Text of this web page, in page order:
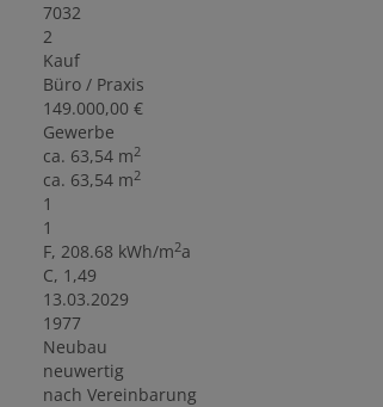
7032
2
Kauf
Büro / Praxis
149.000,00 €
Gewerbe
ca. 63,54 m2
ca. 63,54 m2
1
1
F, 208.68 kWh/m2a
C, 1,49
13.03.2029
1977
Neubau
neuwertig
nach Vereinbarung